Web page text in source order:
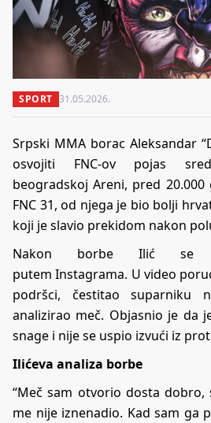
SPORT 31.05.2026.
Srpski MMA borac Aleksandar
osvojiti FNC-ov pojas
beogradskoj Areni, pred
FNC 31, od njega je bio bolji
koji je slavio prekidom nakon
Nakon borbe Ilić se
putemInstagrama. U video
podršci, čestitao suparniku
analizirao meč. Objasnio je da
snage i nije se uspio izvući iz
Ilićeva analiza borbe
“Meč sam otvorio dosta dobro,
me nije iznenadio. Kad sam ga